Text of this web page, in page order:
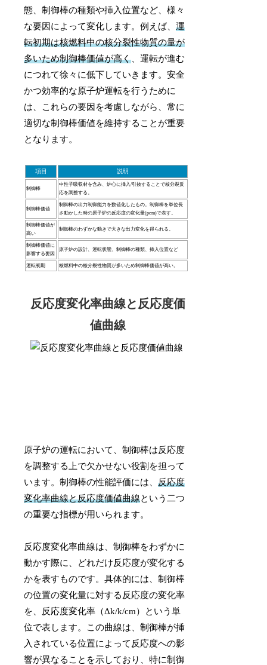
態、制御棒の種類や挿入位置など、様々
な要因によって変化します。例えば、運
転初期は核燃料中の核分裂性物質の量が
多いため制御棒価値が高く 、運転が進む
につれて徐々に低下していきます。安全
かつ効率的な原子炉運転を行うために
は、これらの要因を考慮しながら、常に
適切な制御棒価値を維持することが重要
となります。
項目 説明
制御棒
中性子吸収材を含み、炉心に挿入/引抜することで核分裂反
応を調整する。
制御棒価値
制御棒の出力制御能力を数値化したもの。制御棒を単位長
さ動かした時の原子炉の反応度の変化量(pcm)で表す。
制御棒価値が
高い
制御棒のわずかな動きで大きな出力変化を得られる。
制御棒価値に
影響する要因
原子炉の設計、運転状態、制御棒の種類、挿入位置など
運転初期 核燃料中の核分裂性物質が多いため制御棒価値が高い。
反応度変化率曲線と反応度価
値曲線
原子炉の運転において、制御棒は反応度
を調整する上で欠かせない役割を担って
います。制御棒の性能評価には、反応度
変化率曲線と反応度価値曲線という二つ
の重要な指標が用いられます。
反応度変化率曲線は、制御棒をわずかに
動かす際に、どれだけ反応度が変化する
かを表すものです。具体的には、制御棒
の位置の変化量に対する反応度の変化率
を、反応度変化率（Δk/k/cm）という単
位で表します。この曲線は、制御棒が挿
入されている位置によって反応度への影
響が異なることを示しており、特に制御